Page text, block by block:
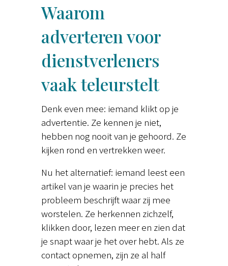
Waarom
adverteren voor
dienstverleners
vaak teleurstelt
Denk even mee: iemand klikt op je
advertentie. Ze kennen je niet,
hebben nog nooit van je gehoord. Ze
kijken rond en vertrekken weer.
Nu het alternatief: iemand leest een
artikel van je waarin je precies het
probleem beschrijft waar zij mee
worstelen. Ze herkennen zichzelf,
klikken door, lezen meer en zien dat
je snapt waar je het over hebt. Als ze
contact opnemen, zijn ze al half